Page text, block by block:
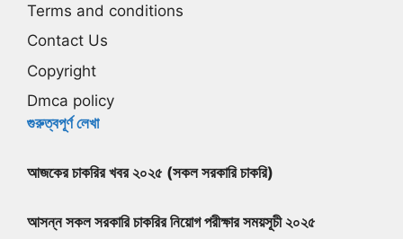
Terms and conditions
Contact Us
Copyright
Dmca policy
গুরুত্বপূর্ণ লেখা
আজকের চাকরির খবর ২০২৫ (সকল সরকারি চাকরি)
আসন্ন সকল সরকারি চাকরির নিয়োগ পরীক্ষার সময়সূচী ২০২৫